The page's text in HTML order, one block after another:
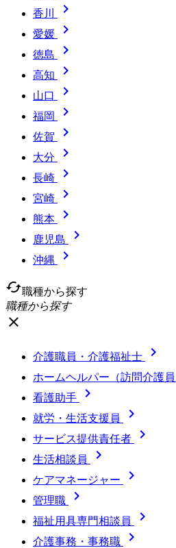
香川 
愛媛 
徳島 
高知 
山口 
福岡 
佐賀 
大分 
長崎 
宮崎 
熊本 
鹿児島 
沖縄

cached職種から探す
職種から探す
close
介護職員・介護福祉士 
ホームヘルパー（訪問介護員
看護助手 
就労・生活支援員 
サービス提供責任者 
生活相談員 
ケアマネージャー 
管理職 
福祉用具専門相談員 
介護事務・事務職 